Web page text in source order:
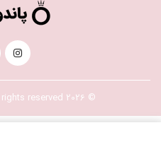
© 2026 Pandora-Iran.ir Inc. All rights reserved